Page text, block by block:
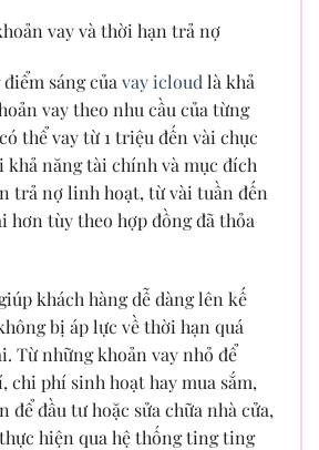
vay và thời hạn trả nợ
sáng của vay icloud là khả
vay theo nhu cầu của từng
thể vay từ 1 triệu đến vài chục
khả năng tài chính và mục đích
trả nợ linh hoạt, từ vài tuần đến
hơn tùy theo hợp đồng đã thỏa
khách hàng dễ dàng lên kế
bị áp lực về thời hạn quá
Từ những khoản vay nhỏ để
chi phí sinh hoạt hay mua sắm,
để đầu tư hoặc sửa chữa nhà cửa,
hiện qua hệ thống ting ting